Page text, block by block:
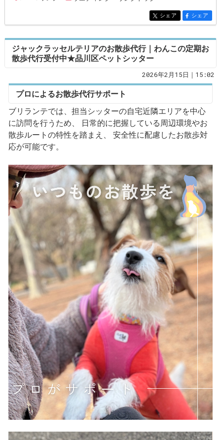
entry342
シェア entry342
シェア
ジャックラッセルテリアのお散歩代行｜わんこの定期お
散歩代行受付中★品川区ペットシッター
2026年2月15日｜15:02
プロによるお散歩代行サポート
ブリランテでは、担当シッターの自宅近隣エリアを中心
に訪問を行うため、 日常的に把握している周辺環境やお
散歩ルートの特性を踏まえ、 安全性に配慮したお散歩対
応が可能です。